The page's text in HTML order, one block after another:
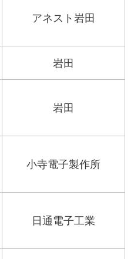
アネスト岩田
岩田
岩田
小寺電子製作所
日通電子工業